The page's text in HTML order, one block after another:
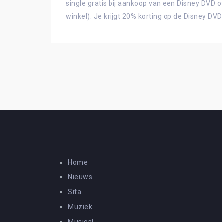
single gratis bij aankoop van een Disney
winkel). Je krijgt 20% korting op de Disney
Home
Nieuws
Sita
Muziek